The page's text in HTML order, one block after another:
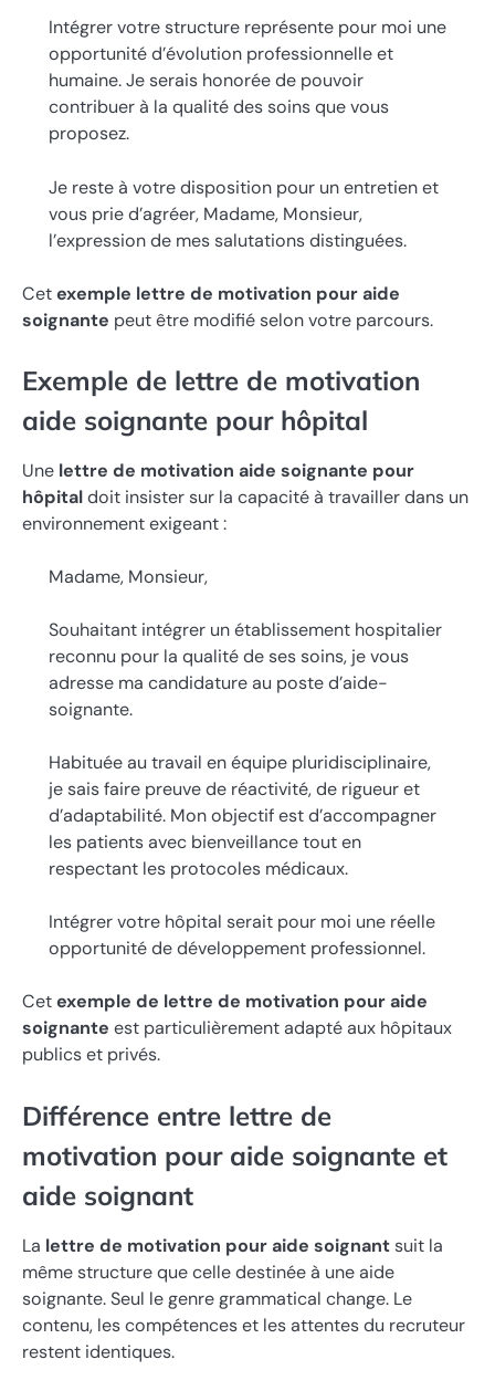
Intégrer votre structure représente pour moi une
opportunité d’évolution professionnelle et
humaine. Je serais honorée de pouvoir
contribuer à la qualité des soins que vous
proposez.
Je reste à votre disposition pour un entretien et
vous prie d’agréer, Madame, Monsieur,
l’expression de mes salutations distinguées.
Cetexemple lettre de motivation pour aide
soignante peut être modifié selon votre parcours.
Exemple de lettre de motivation
aide soignante pour hôpital
Une lettre de motivation aide soignante pour
hôpitaldoit insister sur la capacité à travailler dans un
environnement exigeant :
Madame, Monsieur,
Souhaitant intégrer un établissement hospitalier
reconnu pour la qualité de ses soins, je vous
adresse ma candidature au poste d’aide-
soignante.
Habituée au travail en équipe pluridisciplinaire,
je sais faire preuve de réactivité, de rigueur et
d’adaptabilité. Mon objectif est d’accompagner
les patients avec bienveillance tout en
respectant les protocoles médicaux.
Intégrer votre hôpital serait pour moi une réelle
opportunité de développement professionnel.
Cetexemple de lettre de motivation pour aide
soignante est particulièrement adapté aux hôpitaux
publics et privés.
Différence entre lettre de
motivation pour aide soignante et
aide soignant
La lettre de motivation pour aide soignantsuit la
même structure que celle destinée à une aide
soignante. Seul le genre grammatical change. Le
contenu, les compétences et les attentes du recruteur
restent identiques.